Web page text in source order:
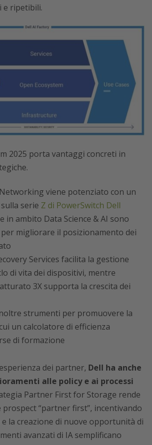
e ripetibili.
2025 porta vantaggi concreti in
Networking viene potenziato con un
serie Z di PowerSwitch Dell
in ambito Data Science & AI sono
migliorare il posizionamento dei
Services facilita la gestione
di vita dei dispositivi, mentre
3X supporta la crescita dei
strumenti per promuovere la
un calcolatore di efficienza
di formazione
dei partner, Dell ha anche
alle policy e ai processi
Partner First for Storage rende
prospect “partner first”, incentivando
la creazione di nuove opportunità di
avanzati di IA semplificano